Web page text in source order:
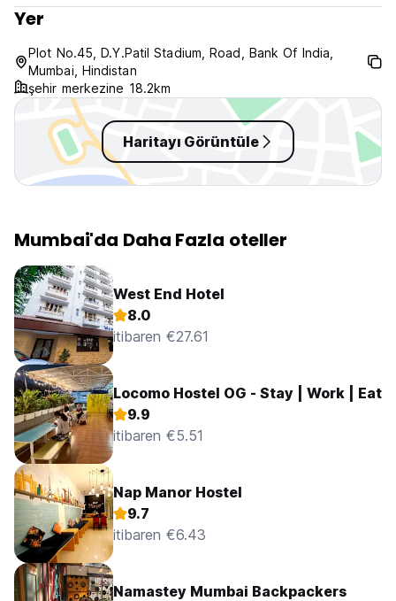
Yer
Plot No.45, D.Y.Patil Stadium, Road, Bank Of India,
Mumbai, Hindistan
şehir merkezine 18.2km
Haritayı Görüntüle
Mumbai'da Daha Fazla oteller
West End Hotel
8.0
itibaren €27.61
Locomo Hostel OG - Stay | Work | Eat
9.9
itibaren €5.51
Nap Manor Hostel
9.7
itibaren €6.43
Namastey Mumbai Backpackers